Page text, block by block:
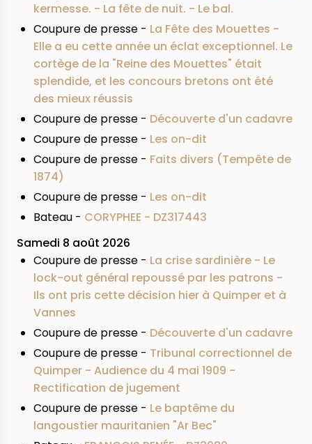
kermesse. - La fête de nuit. - Le bal.
Coupure de presse - La Fête des Mouettes -
Elle a eu cette année un éclat exceptionnel. Le
cortège de la "Reine des Mouettes" était
splendide, et les concours bretons ont été
des mieux réussis
Coupure de presse - Découverte d'un cadavre
Coupure de presse - Les on-dit
Coupure de presse - Faits divers (Tempête de
1874)
Coupure de presse - Les on-dit
Bateau - CORYPHEE - DZ317443
Samedi 8 août 2026
Coupure de presse - La crise sardinière - Le
lock-out général repoussé par les patrons -
Ils ont pris cette décision hier à Quimper et à
Vannes
Coupure de presse - Découverte d'un cadavre
Coupure de presse - Tribunal correctionnel de
Quimper - Audience du 4 mai 1909 -
Rectification de jugement
Coupure de presse - Le baptême du
langoustier mauritanien "Ar Bec"